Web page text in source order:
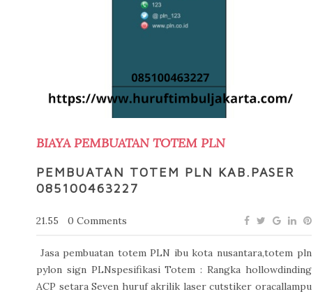
BIAYA PEMBUATAN TOTEM PLN
PEMBUATAN TOTEM PLN KAB.PASER
085100463227
21.55 0 Comments
Jasa pembuatan totem PLN ibu kota nusantara,totem pln
pylon sign PLNspesifikasi Totem : Rangka hollowdinding
ACP setara Seven huruf akrilik laser cutstiker oracallampu